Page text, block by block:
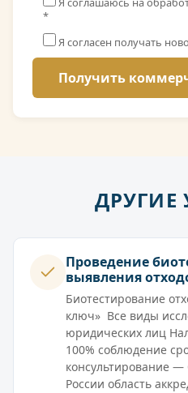
*
Я согласен получать
ДРУГИЕ
Проведение
выявления
Биотестирование
ключ» Все виды
юридических лиц
100% соблюдение
консультирование
России область